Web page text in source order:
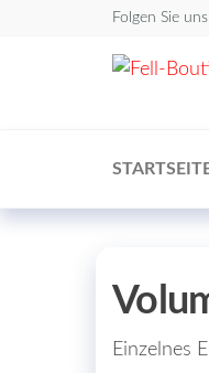
Folgen Sie
Einzelnes